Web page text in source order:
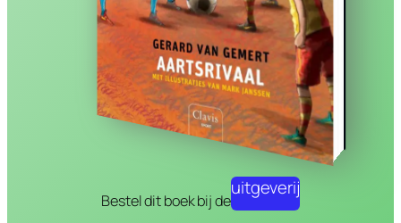
Bestel dit boek bij de
uitgeverij